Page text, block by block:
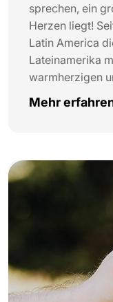
sprechen, ein
Herzen liegt!
Latin America
Lateinamerika
warmherzigen
Mehr